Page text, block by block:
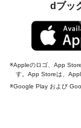
dブッ
Appleのロゴ、App
す。App Storeは、
Google Play および